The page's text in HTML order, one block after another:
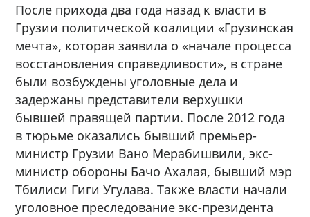
После прихода два года назад к власти в
Грузии политической коалиции «Грузинская
мечта», которая заявила о «начале процесса
восстановления справедливости», в стране
были возбуждены уголовные дела и
задержаны представители верхушки
бывшей правящей партии. После 2012 года
в тюрьме оказались бывший премьер-
министр Грузии Вано Мерабишвили, экс-
министр обороны Бачо Ахалая, бывший мэр
Тбилиси Гиги Угулава. Также власти начали
уголовное преследование экс-президента